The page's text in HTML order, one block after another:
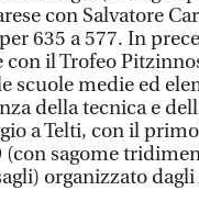
con Salvatore
635 a 577. In
con il Trofeo
scuole medie ed
della tecnica e
a Telti, con il
(con sagome
organizzato